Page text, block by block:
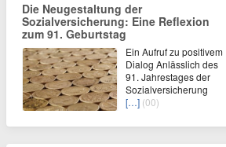
Die Neugestaltung der
Sozialversicherung: Eine Reflexion
zum 91. Geburtstag
Ein Aufruf zu positivem
Dialog Anlässlich des
91. Jahrestages der
Sozialversicherung
[…] (00)